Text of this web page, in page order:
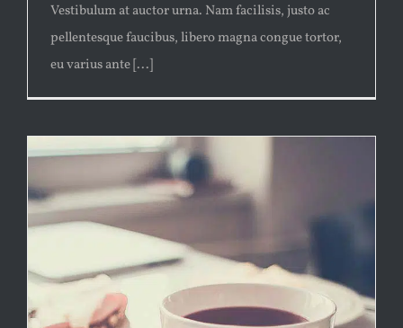
Vestibulum at auctor urna. Nam facilisis, justo ac
pellentesque faucibus, libero magna congue tortor,
eu varius ante [...]